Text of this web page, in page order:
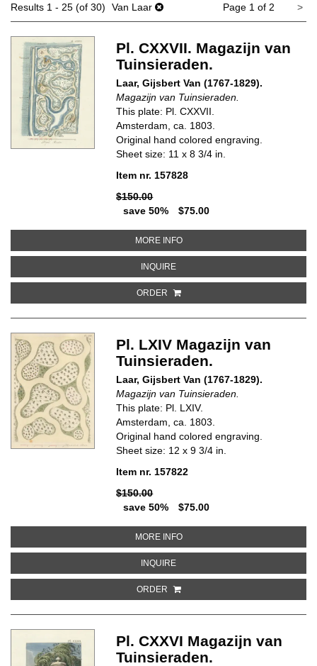
Results 1 - 25 (of 30) Van Laar Page 1 of 2 >
Pl. CXXVII. Magazijn van
Tuinsieraden.
Laar, Gijsbert Van (1767-1829).
Magazijn van Tuinsieraden.
This plate: Pl. CXXVII.
Amsterdam, ca. 1803.
Original hand colored engraving.
Sheet size: 11 x 8 3/4 in.
Item nr. 157828
$150.00
save 50%
$75.00
MORE INFOABOUT PL. CXXVII. MAGAZIJN
INQUIREABOUT PL. CXXVII. MAGAZIJN
ORDER
Pl. LXIV Magazijn van
Tuinsieraden.
Laar, Gijsbert Van (1767-1829).
Magazijn van Tuinsieraden.
This plate: Pl. LXIV.
Amsterdam, ca. 1803.
Original hand colored engraving.
Sheet size: 12 x 9 3/4 in.
Item nr. 157822
$150.00
save 50%
$75.00
MORE INFOABOUT PL. LXIV MAGAZIJN VAN
INQUIREABOUT PL. LXIV MAGAZIJN VAN
ORDER
Pl. CXXVI Magazijn van
Tuinsieraden.